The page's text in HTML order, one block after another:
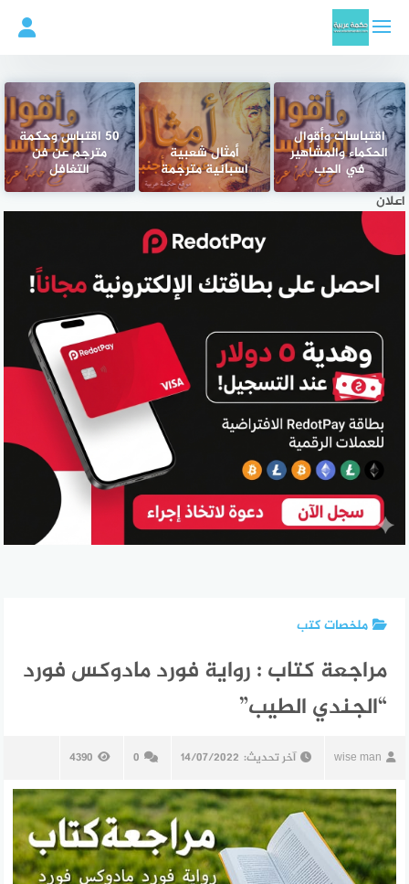
المحتوى
اقتباسات وأقوال
الحكماء والمشاهير
في الحب
أمثال شعبية
اسبانية مترجمة
50 اقتباس وحكمة
مترجم عن فن
التغافل
اعلان
ملخصات كتب
مراجعة كتاب : رواية فورد مادوكس فورد
“الجندي الطيب”
wise man آخر تحديث: 14/07/2022
0
4390